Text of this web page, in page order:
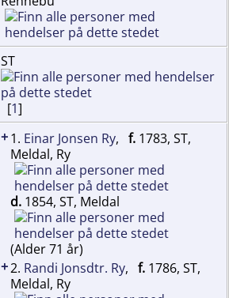
ST
[1]
+1. Einar Jonsen Ry, f. 1783, ST,
Meldal, Ry
d. 1854, ST, Meldal
(Alder 71 år)
+2. Randi Jonsdtr. Ry, f. 1786, ST,
Meldal, Ry